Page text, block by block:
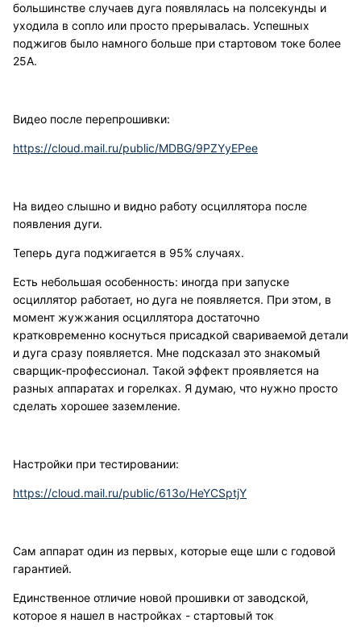
большинстве случаев дуга появлялась на полсекунды и
уходила в сопло или просто прерывалась. Успешных
поджигов было намного больше при стартовом токе более
25А.
Видео после перепрошивки:
https://cloud.mail.ru/public/MDBG/9PZYyEPee
На видео слышно и видно работу осциллятора после
появления дуги.
Теперь дуга поджигается в 95% случаях.
Есть небольшая особенность: иногда при запуске
осциллятор работает, но дуга не появляется. При этом, в
момент жужжания осциллятора достаточно
кратковременно коснуться присадкой свариваемой детали
и дуга сразу появляется. Мне подсказал это знакомый
сварщик-профессионал. Такой эффект проявляется на
разных аппаратах и горелках. Я думаю, что нужно просто
сделать хорошее заземление.
Настройки при тестировании:
https://cloud.mail.ru/public/613o/HeYCSptjY
Сам аппарат один из первых, которые еще шли с годовой
гарантией.
Единственное отличие новой прошивки от заводской,
которое я нашел в настройках - стартовый ток